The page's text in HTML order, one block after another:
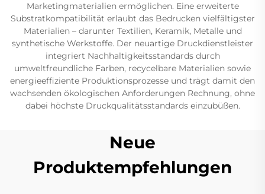
Marketingmaterialien ermöglichen. Eine erweiterte
Substratkompatibilität erlaubt das Bedrucken vielfältigster
Materialien – darunter Textilien, Keramik, Metalle und
synthetische Werkstoffe. Der neuartige Druckdienstleister
integriert Nachhaltigkeitsstandards durch
umweltfreundliche Farben, recycelbare Materialien sowie
energieeffiziente Produktionsprozesse und trägt damit den
wachsenden ökologischen Anforderungen Rechnung, ohne
dabei höchste Druckqualitätsstandards einzubüßen.
Neue
Produktempfehlungen